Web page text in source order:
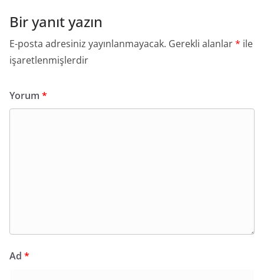
Bir yanıt yazın
E-posta adresiniz yayınlanmayacak. Gerekli alanlar* ile
işaretlenmişlerdir
Yorum *
Ad *